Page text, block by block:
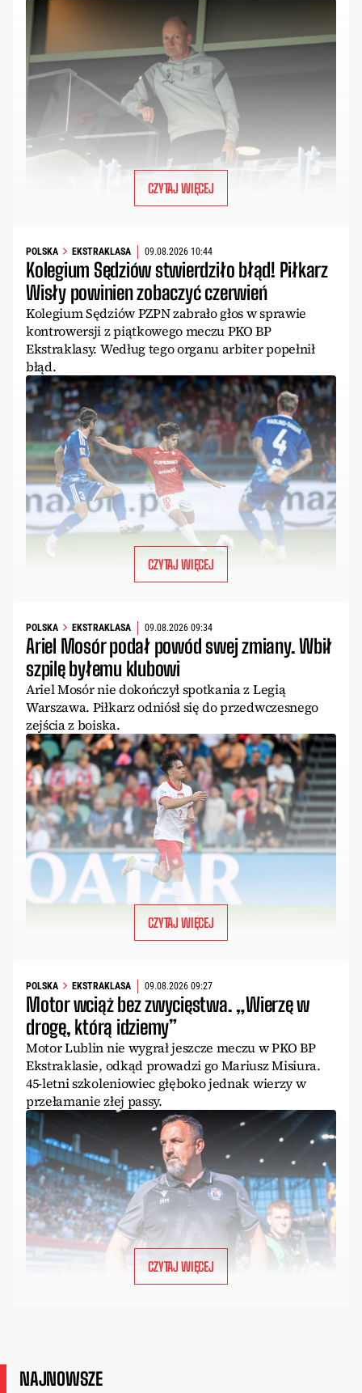
CZYTAJ WIĘCEJ
POLSKA EKSTRAKLASA 09.08.2026 10:44
Kolegium Sędziów stwierdziło błąd! Piłkarz
Wisły powinien zobaczyć czerwień
Kolegium Sędziów PZPN zabrało głos w sprawie
kontrowersji z piątkowego meczu PKO BP
Ekstraklasy. Według tego organu arbiter popełnił
błąd.
CZYTAJ WIĘCEJ
POLSKA EKSTRAKLASA 09.08.2026 09:34
Ariel Mosór podał powód swej zmiany. Wbił
szpilę byłemu klubowi
Ariel Mosór nie dokończył spotkania z Legią
Warszawa. Piłkarz odniósł się do przedwczesnego
zejścia z boiska.
CZYTAJ WIĘCEJ
POLSKA EKSTRAKLASA 09.08.2026 09:27
Motor wciąż bez zwycięstwa. „Wierzę w
drogę, którą idziemy”
Motor Lublin nie wygrał jeszcze meczu w PKO BP
Ekstraklasie, odkąd prowadzi go Mariusz Misiura.
45-letni szkoleniowiec głęboko jednak wierzy w
przełamanie złej passy.
CZYTAJ WIĘCEJ
NAJNOWSZE